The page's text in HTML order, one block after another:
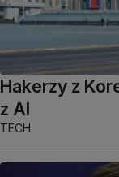
Hakerzy z
z AI
TECH